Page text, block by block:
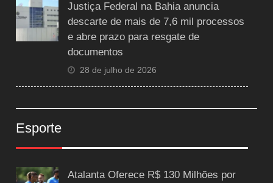
Justiça Federal na Bahia anuncia
descarte de mais de 7,6 mil processos
e abre prazo para resgate de
documentos
28 de julho de 2026
Esporte
Atalanta Oferece R$ 130 Milhões por